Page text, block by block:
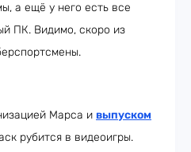
а ещё у него есть все
ПК. Видимо, скоро из
Марса и выпуском
рубится в видеоигры.